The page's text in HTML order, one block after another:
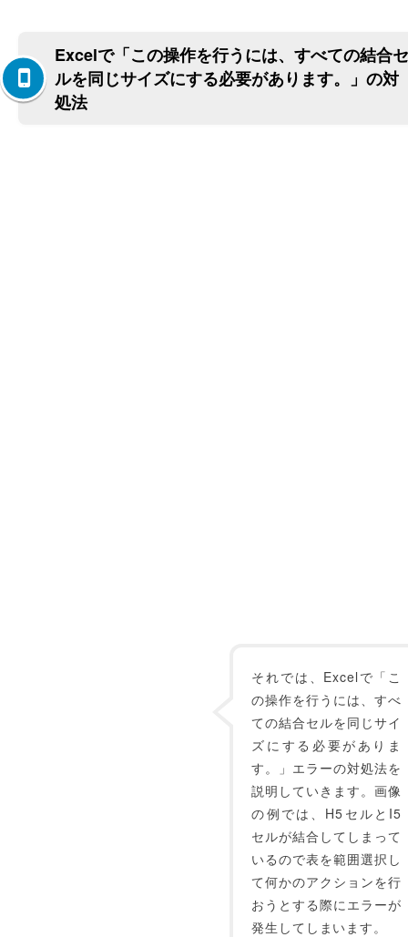
Excelで「この操作を行うには、すべての結合セ
ルを同じサイズにする必要があります。」の対
処法
それでは、Excelで「こ
の操作を行うには、すべ
ての結合セルを同じサイ
ズにする必要がありま
す。」エラーの対処法を
説明していきます。画像
の例では、H5セルとI5
セルが結合してしまって
いるので表を範囲選択し
て何かのアクションを行
おうとする際にエラーが
発生してしまいます。